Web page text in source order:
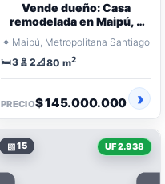
Vende dueño: Casa
remodelada en Maipú, a
pasos metro Del Sol
⌖ Maipú, Metropolitana Santiago
🛏️3 🚿 2📐80 m2
PRECIO$ 145.000.000
▧15 UF 2.938